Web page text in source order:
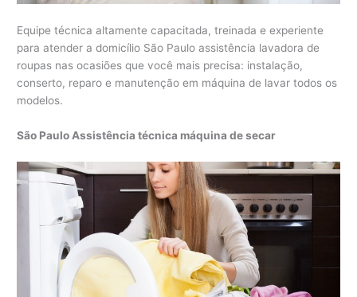
Equipe técnica altamente capacitada, treinada e experiente
para atender a domicílio São Paulo assistência lavadora de
roupas nas ocasiões que você mais precisa: instalação,
conserto, reparo e manutenção em máquina de lavar todos os
modelos.
São Paulo Assistência técnica máquina de secar